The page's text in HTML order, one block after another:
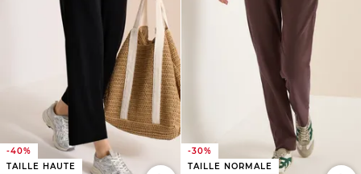
-40%
TAILLE HAUTE
-30%
TAILLE NORMALE